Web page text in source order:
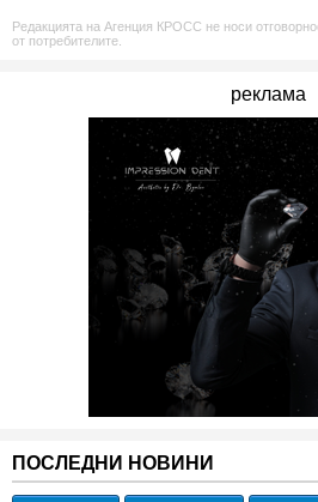
Редакцията на Агенция КРОСС не носи
от потребителите.
реклама
ПОСЛЕДНИ НОВИНИ